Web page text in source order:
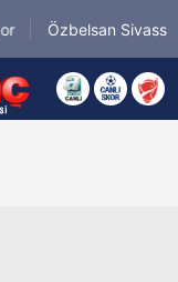
Özbelsan Sivasspor